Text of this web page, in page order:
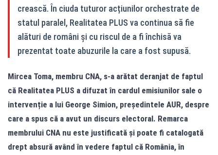
crească. În ciuda tuturor acțiunilor orchestrate de
statul paralel, Realitatea PLUS va continua să fie
alături de români și cu riscul de a fi închisă va
prezentat toate abuzurile la care a fost supusă.
Mircea Toma, membru CNA, s-a arătat deranjat de faptul
că Realitatea PLUS a difuzat în cardul emisiunilor sale o
intervenție a lui George Simion, președintele AUR, despre
care a spus că a avut un discurs electoral. Remarca
membrului CNA nu este justificată și poate fi catalogată
drept absură având în vedere faptul că România, în